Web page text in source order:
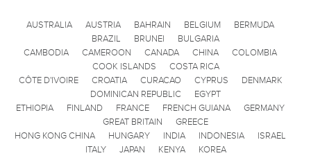
AUSTRALIA AUSTRIA BAHRAIN BELGIUM
BERMUDA
BRAZIL
BRUNEI
BULGARIA
CAMBODIA
CAMEROON CANADA CHINA
COLOMBIA
COOK ISLANDS
COSTA RICA
CÔTE D'IVOIRE
CROATIA CURACAO CYPRUS
DENMARK
DOMINICAN REPUBLIC
EGYPT
ETHIOPIA
FINLAND FRANCE FRENCH GUIANA
GERMANY
GREAT BRITAIN
GREECE
HONG KONG CHINA
HUNGARY INDIA INDONESIA
ISRAEL
ITALY
JAPAN KENYA KOREA